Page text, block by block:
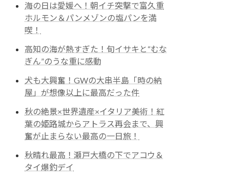
海の日は愛媛へ！朝イチ突撃で富久重
ホルモン＆パンメゾンの塩パンを満
喫！
高知の海が熱すぎた！旬イサキと“むな
ぎん”のうな重に感動
犬も大興奮！GWの大串半島「時の納
屋」が想像以上に最高だった件
秋の絶景×世界遺産×イタリア美術！紅
葉の姫路城からアトラス再会まで、興
奮が止まらない最高の一日旅！
秋晴れ最高！瀬戸大橋の下でアコウ＆
タイ爆釣デイ